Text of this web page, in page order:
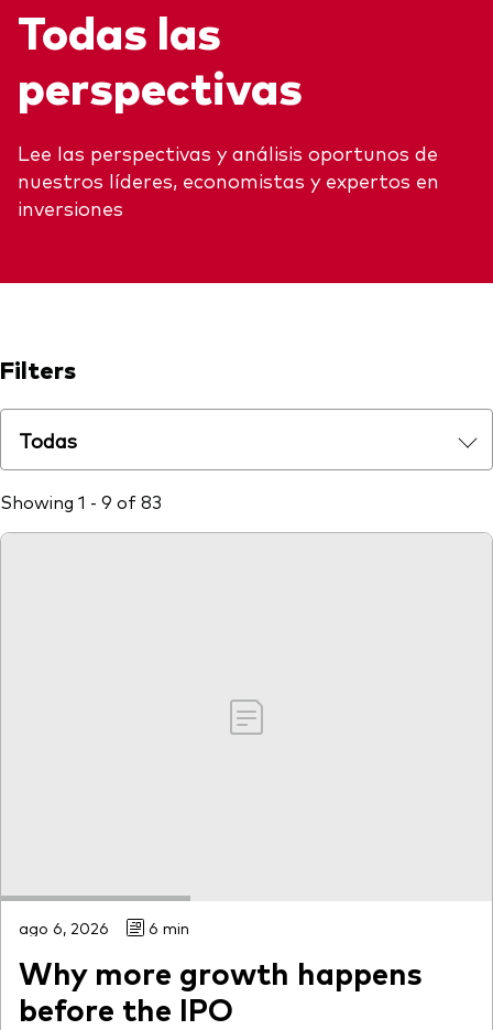
Indices de producto
Sobre nuestros productos de inversión
ETFs indexados
Fondos Mutuos
Material de Soporte
Economía y Mercado
Opinión de Experto
Perspectivas Vanguard
Explore
Fundamentos de ETF
Back to main menu
Acerca de Vanguard
Todas las
perspectivas
Lee las perspectivas y análisis oportunos de
nuestros líderes, economistas y expertos en
inversiones
Filters
Todas
Showing 1 - 9 of 83
ago 6, 2026 6 min
Why more growth happens
before the IPO